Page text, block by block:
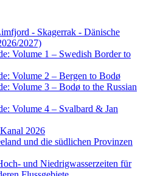
- Skagerrak - Dänische
2027)
Volume 1 – Swedish Border to
Volume 2 – Bergen to Bodø
Volume 3 – Bodø to the Russian
Volume 4 – Svalbard & Jan
2026
und die südlichen Provinzen
und Niedrigwasserzeiten für